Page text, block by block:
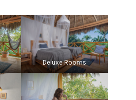
Deluxe Rooms